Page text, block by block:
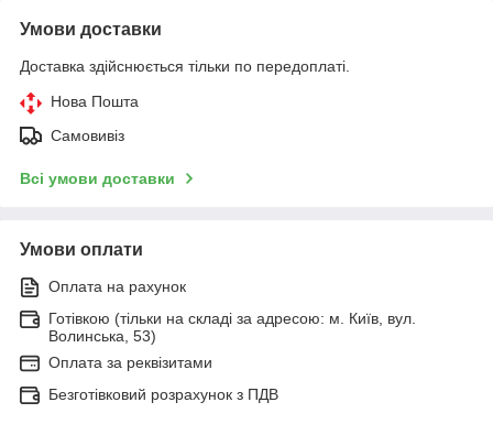
Умови доставки
Доставка здійснюється тільки по передоплаті.
Нова Пошта
Самовивіз
Всі умови доставки
Умови оплати
Оплата на рахунок
Готівкою (тільки на складі за адресою: м. Київ, вул.
Волинська, 53)
Оплата за реквізитами
Безготівковий розрахунок з ПДВ